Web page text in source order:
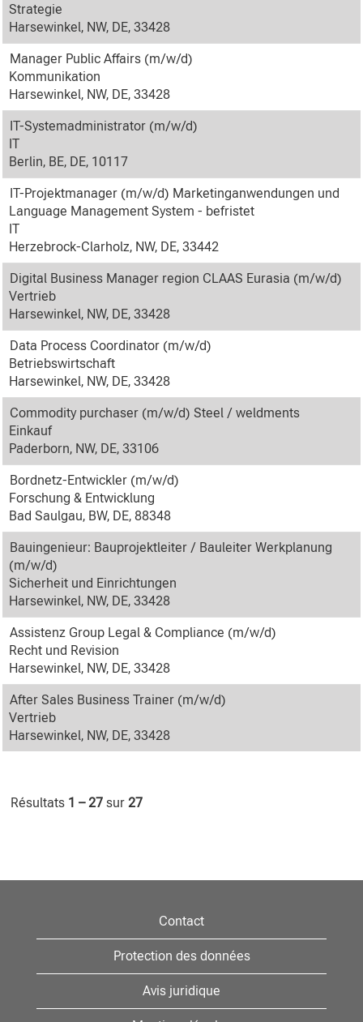
Strategie
Harsewinkel, NW, DE, 33428
Manager Public Affairs (m/w/d)
Kommunikation
Harsewinkel, NW, DE, 33428
IT-Systemadministrator (m/w/d)
IT
Berlin, BE, DE, 10117
IT-Projektmanager (m/w/d) Marketinganwendungen und
Language Management System - befristet
IT
Herzebrock-Clarholz, NW, DE, 33442
Digital Business Manager region CLAAS Eurasia (m/w/d)
Vertrieb
Harsewinkel, NW, DE, 33428
Data Process Coordinator (m/w/d)
Betriebswirtschaft
Harsewinkel, NW, DE, 33428
Commodity purchaser (m/w/d) Steel / weldments
Einkauf
Paderborn, NW, DE, 33106
Bordnetz-Entwickler (m/w/d)
Forschung & Entwicklung
Bad Saulgau, BW, DE, 88348
Bauingenieur: Bauprojektleiter / Bauleiter Werkplanung
(m/w/d)
Sicherheit und Einrichtungen
Harsewinkel, NW, DE, 33428
Assistenz Group Legal & Compliance (m/w/d)
Recht und Revision
Harsewinkel, NW, DE, 33428
After Sales Business Trainer (m/w/d)
Vertrieb
Harsewinkel, NW, DE, 33428
Résultats 1 – 27 sur 27
Contact
Protection des données
Avis juridique